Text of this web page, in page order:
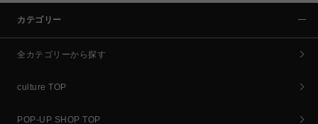
カテゴリー
全カテゴリーから探す
culture TOP
POP-UP SHOP TOP